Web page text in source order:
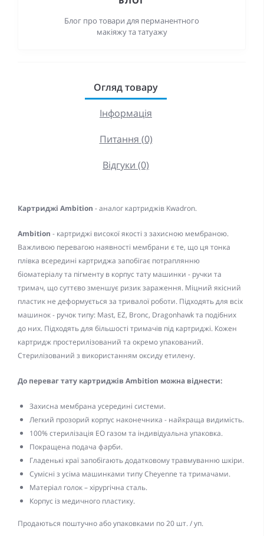
Блог про товари для перманентного
макіяжу та татуажу
Огляд товару
Інформація
Питання (0)
Відгуки (0)
Картриджі Ambition - аналог картриджів Kwadron.
Ambition - картриджі високої якості з захисною мембраною.
Важливою перевагою наявності мембрани є те, що ця тонка
плівка всередині картриджа запобігає потраплянню
біоматеріалу та пігменту в корпус тату машинки - ручки та
тримач, що суттєво зменшує ризик зараження. Міцний якісний
пластик не деформується за тривалої роботи. Підходять для всіх
машинок - ручок типу: Mast, EZ, Bronc, Dragonhawk та подібних
до них. Підходять для більшості тримачів під картриджі. Кожен
картридж простерилізований та окремо упакований.
Стерилізований з використанням оксиду етилену.
До переваг тату картриджів Ambition можна віднести:
Захисна мембрана усередині системи.
Легкий прозорий корпус наконечника - найкраща видимість.
100% стерилізація EO газом та індивідуальна упаковка.
Покращена подача фарби.
Гладенькі краї запобігають додатковому травмуванню шкіри.
Сумісні з усіма машинками типу Cheyenne та тримачами.
Матеріал голок – хірургічна сталь.
Корпус із медичного пластику.
Продаються поштучно або упаковками по 20 шт. / уп.